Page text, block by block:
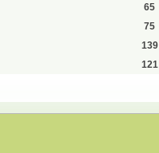
65
75
139
121